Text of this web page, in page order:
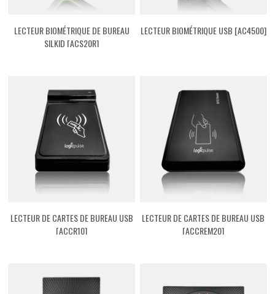
LECTEUR BIOMÉTRIQUE DE BUREAU
SILKID [ACS20R]
LECTEUR BIOMÉTRIQUE USB [AC4500]
LECTEUR DE CARTES DE BUREAU USB
[ACCR10]
LECTEUR DE CARTES DE BUREAU USB
[ACCREM20]